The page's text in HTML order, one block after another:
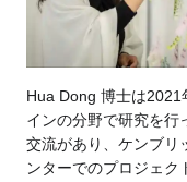
Hua Dong 博士は
インの分野で研究を行
交流があり、ケンブリ
ンターでのプロジェク